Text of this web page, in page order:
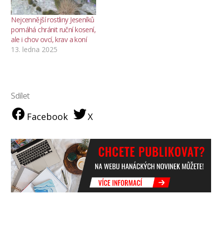
Nejcennější rostliny Jeseníků
pomáhá chránit ruční kosení,
ale i chov ovcí, krav a koní
13. ledna 2025
Sdílet
Facebook X